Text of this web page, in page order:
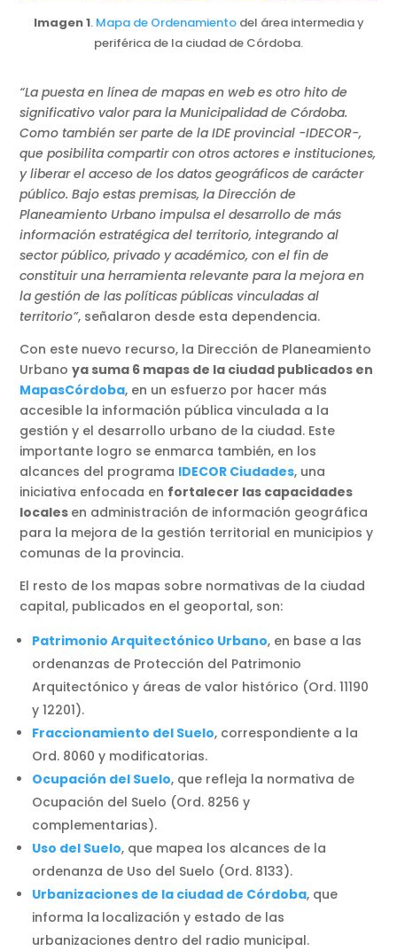
Imagen 1. Mapa de Ordenamientodel área intermedia y
periférica de la ciudad de Córdoba.
“La puesta en línea de mapas en web es otro hito de
significativo valor para la Municipalidad de Córdoba.
Como también ser parte de la IDE provincial -IDECOR-,
que posibilita compartir con otros actores e instituciones,
y liberar el acceso de los datos geográficos de carácter
público. Bajo estas premisas, la Dirección de
Planeamiento Urbano impulsa el desarrollo de más
información estratégica del territorio, integrando al
sector público, privado y académico, con el fin de
constituir una herramienta relevante para la mejora en
la gestión de las políticas públicas vinculadas al
territorio”, señalaron desde esta dependencia.
Con este nuevo recurso, la Dirección de Planeamiento
Urbanoya suma 6 mapas de la ciudad publicados en
MapasCórdoba, en un esfuerzo por hacer más
accesible la información pública vinculada a la
gestión y el desarrollo urbano de la ciudad. Este
importante logro se enmarca también, en los
alcances del programa IDECOR Ciudades, una
iniciativa enfocada en fortalecer las capacidades
locales en administración de información geográfica
para la mejora de la gestión territorial en municipios y
comunas de la provincia.
El resto de los mapas sobre normativas de la ciudad
capital, publicados en el geoportal, son:
Patrimonio Arquitectónico Urbano, en base a las
ordenanzas de Protección del Patrimonio
Arquitectónico y áreas de valor histórico (Ord. 11190
y 12201).
Fraccionamiento del Suelo, correspondiente a la
Ord. 8060 y modificatorias.
Ocupación del Suelo, que refleja la normativa de
Ocupación del Suelo (Ord. 8256 y
complementarias).
Uso del Suelo, que mapea los alcances de la
ordenanza de Uso del Suelo (Ord. 8133).
Urbanizaciones de la ciudad de Córdoba, que
informa la localización y estado de las
urbanizaciones dentro del radio municipal.